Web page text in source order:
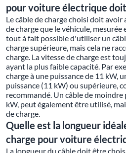
pour voiture électrique
Le câble de charge choisi doit avoir
de charge que le véhicule,
tout à fait possible d'utiliser un
charge supérieure, mais cela ne
charge. La vitesse de charge est
ayant la plus faible capacité. Par
charge à une puissance de 11 kW,
puissance (11 kW) ou supérieure,
recommandé. Un câble de moindre
kW, peut également être utilisé,
de charge.
Quelle est la longueur
charge pour voiture
La longueur du câble doit être